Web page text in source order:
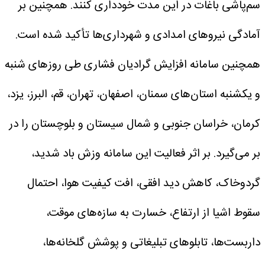
سم‌پاشی باغات در این مدت خودداری کنند. همچنین بر
آمادگی نیروهای امدادی و شهرداری‌ها تأکید شده است.
همچنین سامانه افزایش گرادیان فشاری طی روزهای شنبه
و یکشنبه استان‌های سمنان، اصفهان، تهران، قم، البرز، یزد،
کرمان، خراسان جنوبی و شمال سیستان و بلوچستان را در
بر می‌گیرد. بر اثر فعالیت این سامانه وزش باد شدید،
گردوخاک، کاهش دید افقی، افت کیفیت هوا، احتمال
سقوط اشیا از ارتفاع، خسارت به سازه‌های موقت،
داربست‌ها، تابلوهای تبلیغاتی و پوشش گلخانه‌ها،